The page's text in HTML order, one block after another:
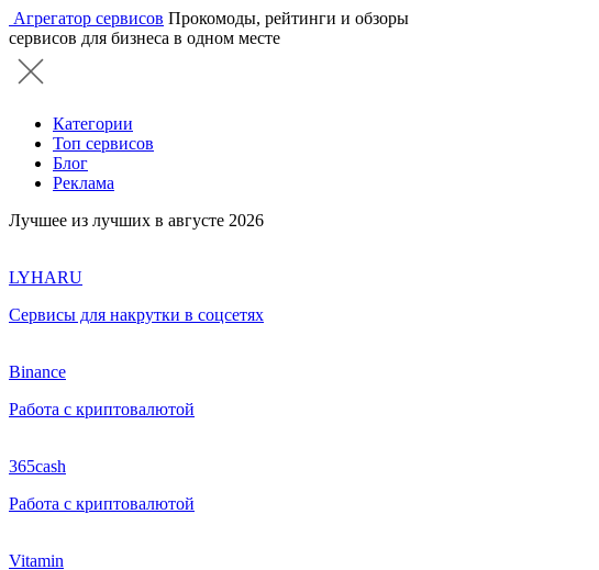
Агрегатор сервисов Прокомоды, рейтинги и обзоры
сервисов для бизнеса в одном месте
Категории
Топ сервисов
Блог
Реклама
Лучшее из лучших в августе 2026
LYHARU
Сервисы для накрутки в соцсетях
Binance
Работа с криптовалютой
365cash
Работа с криптовалютой
Vitamin